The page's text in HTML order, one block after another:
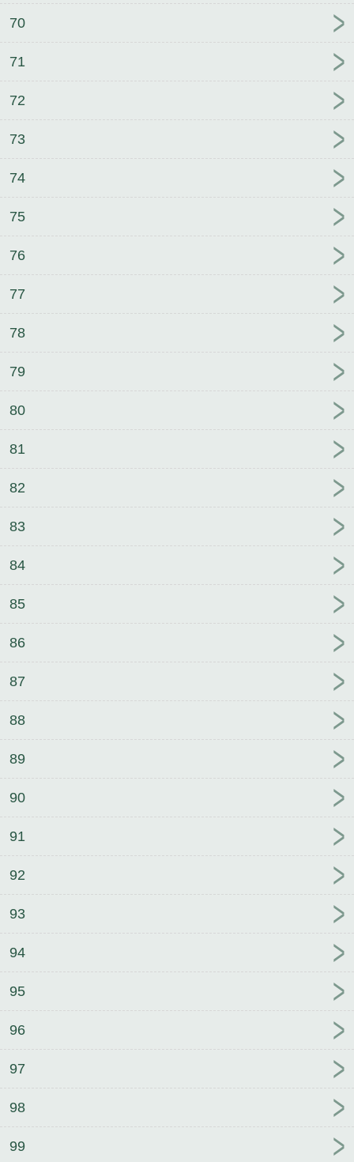
70
71
72
73
74
75
76
77
78
79
80
81
82
83
84
85
86
87
88
89
90
91
92
93
94
95
96
97
98
99